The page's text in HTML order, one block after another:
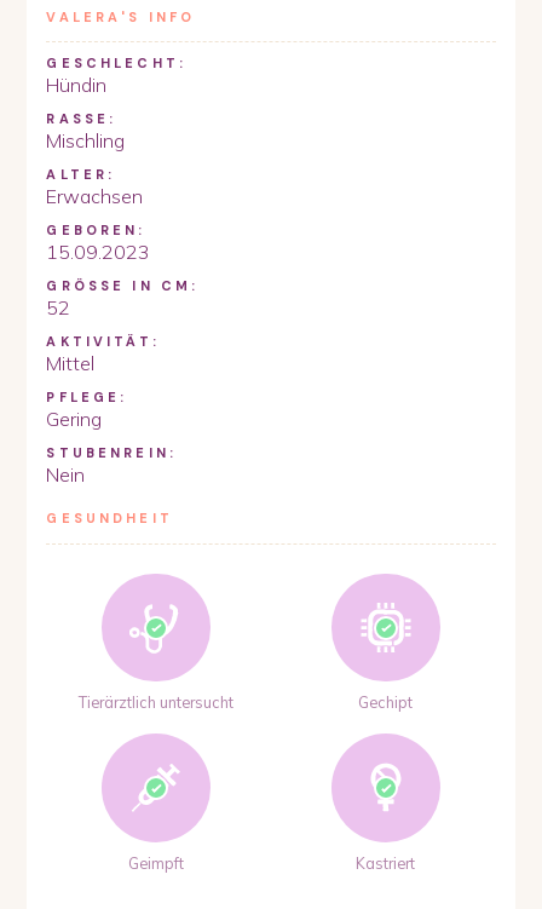
VALERA 'S INFO
GESCHLECHT:
Hündin
RASSE:
Mischling
ALTER:
Erwachsen
GEBOREN:
15.09.2023
GRÖSSE IN CM:
52
AKTIVITÄT:
Mittel
PFLEGE:
Gering
STUBENREIN:
Nein
GESUNDHEIT
Tierärztlich untersucht Gechipt
Geimpft Kastriert